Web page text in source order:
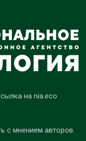
на nia.eco
с мнением авторов.